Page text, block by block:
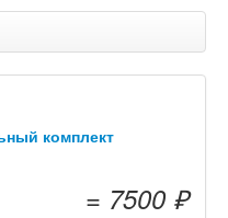
комплект
= 7500 ₽